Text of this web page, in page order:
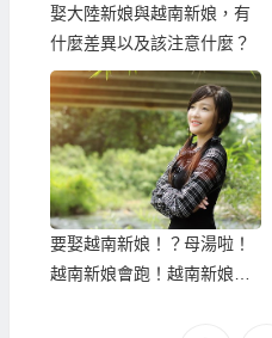
娶大陸新娘與越南新娘，有
什麼差異以及該注意什麼？
要娶越南新娘！？母湯啦！
越南新娘會跑！越南新娘離